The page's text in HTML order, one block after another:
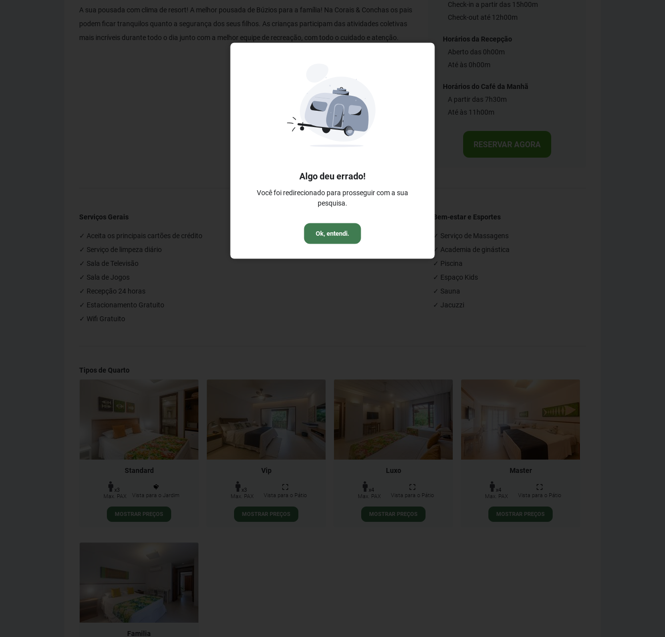
Algo deu errado!
Você foi redirecionado para prosseguir com a sua
pesquisa.
Ok, entendi.
A sua pousada com clima de resort! A melhor pousada de Búzios para a família! Na Corais & Conchas os pais
podem ficar tranquilos quanto a segurança dos seus filhos. As crianças participam das atividades coletivas
mais incríveis durante todo o dia junto com a melhor equipe de recreação, com todo o cuidado e atenção.
Check-in a partir das 15h00m
Check-out até 12h00m
Horários da Recepção
Aberto das 0h00m
Até às 0h00m
Horários do Café da Manhã
A partir das 7h30m
Até às 11h00m
RESERVAR AGORA
Serviços Gerais
✓ Aceita os principais cartões de crédito
✓ Serviço de limpeza diário
✓ Sala de Televisão
✓ Sala de Jogos
✓ Recepção 24 horas
✓ Estacionamento Gratuito
✓ Wifi Gratuito
✓ Restaurante
Bem-estar e Esportes
✓ Serviço de Massagens
✓ Academia de ginástica
✓ Piscina
✓ Espaço Kids
✓ Sauna
✓ Jacuzzi
Tipos de Quarto
Standard
x3
Max. PAX
Vista para o Jardim
MOSTRAR PREÇOS
Vip
x3
Max. PAX
Vista para o Pátio
MOSTRAR PREÇOS
Luxo
x4
Max. PAX
Vista para o Pátio
MOSTRAR PREÇOS
Master
x4
Max. PAX
Vista para o Pátio
MOSTRAR PREÇOS
Familia